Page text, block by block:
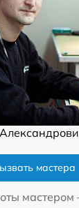
мастера
мастером